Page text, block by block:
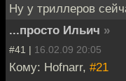
Ну у триллеров
...просто Ильич »
#41 | 16.02.09 20:05
Кому: Hofnarr, #21